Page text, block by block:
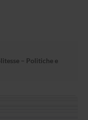
– Politiche e